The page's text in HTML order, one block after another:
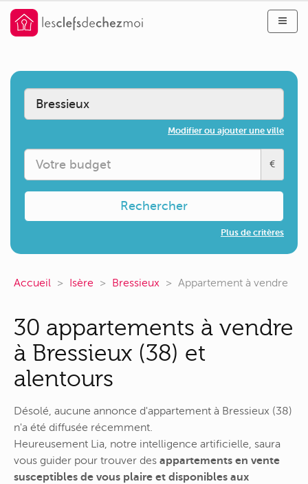
Modifier ou ajouter une ville
€
Rechercher
Plus de critères
Accueil Isère Bressieux Appartement à vendre
30 appartements à vendre
à Bressieux (38) et
alentours
Désolé, aucune annonce d'appartement à Bressieux (38)
n'a été diffusée récemment.
Heureusement Lia, notre intelligence artificielle, saura
vous guider pour trouver des appartements en vente
susceptibles de vous plaire et disponibles aux